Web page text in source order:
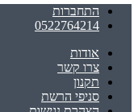
התחברות
0522764214
אודות
צרו קשר
תקנון
סניפי הרשת